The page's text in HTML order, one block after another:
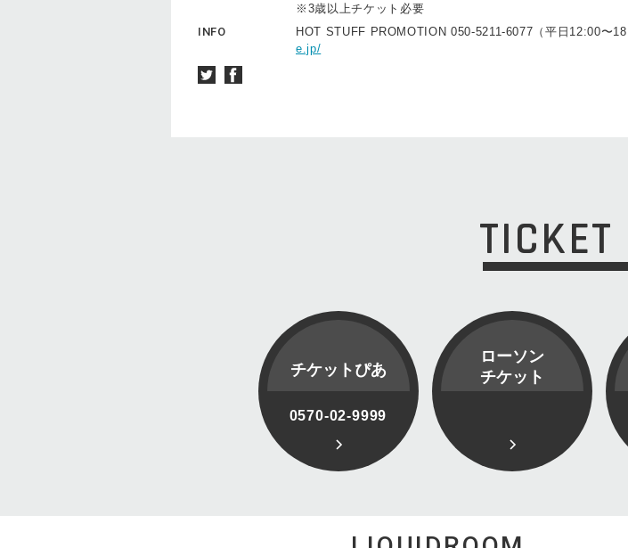
※3歳以上チケット必要
INFO
HOT STUFF PROMOTION 050-5211-6077（平⽇12:00〜
e.jp/
TICKET
チケットぴあ
0570-02-9999
ローソン
チケット